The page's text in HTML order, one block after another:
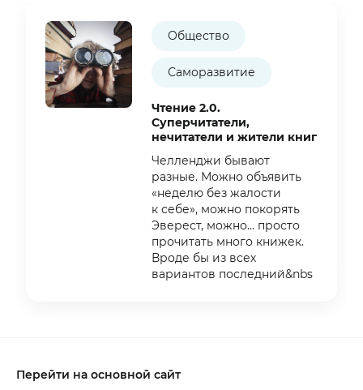
Общество
Саморазвитие
Чтение 2.0.
Суперчитатели,
нечитатели и жители книг
Челленджи бывают
разные. Можно объявить
«неделю без жалости
к себе», можно покорять
Эверест, можно... просто
прочитать много книжек.
Вроде бы из всех
вариантов последний&nbs
Перейти на основной сайт